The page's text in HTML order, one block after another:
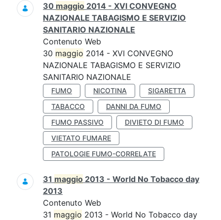
30 maggio 2014 - XVI CONVEGNO
NAZIONALE TABAGISMO E SERVIZIO
SANITARIO NAZIONALE
Contenuto Web
30 maggio 2014 - XVI CONVEGNO
NAZIONALE TABAGISMO E SERVIZIO
SANITARIO NAZIONALE
FUMO NICOTINA
SIGARETTA
TABACCO
DANNI DA FUMO
FUMO PASSIVO
DIVIETO DI FUMO
VIETATO FUMARE
PATOLOGIE FUMO-CORRELATE
31 maggio 2013 - World No Tobacco day
2013
Contenuto Web
31 maggio 2013 - World No Tobacco day